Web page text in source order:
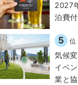
2027
泊費
5 位
気候
イベ
業と